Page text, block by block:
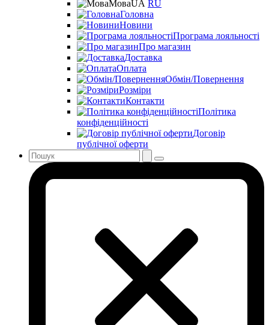
МоваUA RU
Головна
Новини
Програма лояльності
Про магазин
Доставка
Оплата
Обмін/Повернення
Розміри
Контакти
Політика
конфіденційності
Договір
публічної оферти